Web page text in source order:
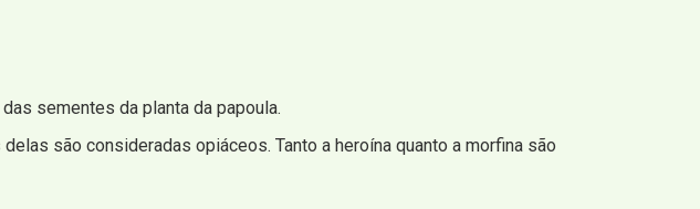
sementes da planta da papoula.
são consideradas opiáceos. Tanto a heroína quanto a morfina são